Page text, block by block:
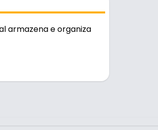
armazena e organiza